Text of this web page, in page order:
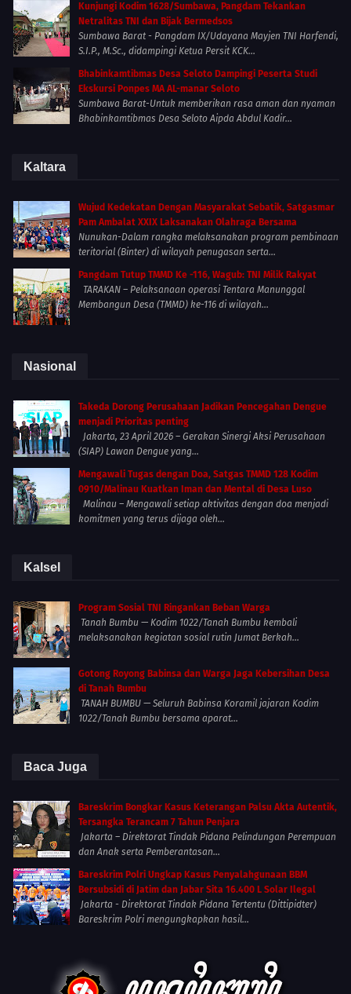
Kunjungi Kodim 1628/Sumbawa, Pangdam Tekankan
Netralitas TNI dan Bijak Bermedsos
Sumbawa Barat - Pangdam IX/Udayana Mayjen TNI Harfendi,
S.I.P., M.Sc., didampingi Ketua Persit KCK...
Bhabinkamtibmas Desa Seloto Dampingi Peserta Studi
Ekskursi Ponpes MA AL-manar Seloto
Sumbawa Barat-Untuk memberikan rasa aman dan nyaman
Bhabinkamtibmas Desa Seloto Aipda Abdul Kadir...
Kaltara
Wujud Kedekatan Dengan Masyarakat Sebatik, Satgasmar
Pam Ambalat XXIX Laksanakan Olahraga Bersama
Nunukan-Dalam rangka melaksanakan program pembinaan
teritorial (Binter) di wilayah penugasan serta...
Pangdam Tutup TMMD Ke -116, Wagub: TNI Milik Rakyat
TARAKAN – Pelaksanaan operasi Tentara Manunggal
Membangun Desa (TMMD) ke-116 di wilayah...
Nasional
Takeda Dorong Perusahaan Jadikan Pencegahan Dengue
menjadi Prioritas penting
Jakarta, 23 April 2026 – Gerakan Sinergi Aksi Perusahaan
(SIAP) Lawan Dengue yang...
Mengawali Tugas dengan Doa, Satgas TMMD 128 Kodim
0910/Malinau Kuatkan Iman dan Mental di Desa Luso
Malinau – Mengawali setiap aktivitas dengan doa menjadi
komitmen yang terus dijaga oleh...
Kalsel
Program Sosial TNI Ringankan Beban Warga
Tanah Bumbu — Kodim 1022/Tanah Bumbu kembali
melaksanakan kegiatan sosial rutin Jumat Berkah...
Gotong Royong Babinsa dan Warga Jaga Kebersihan Desa
di Tanah Bumbu
TANAH BUMBU — Seluruh Babinsa Koramil jajaran Kodim
1022/Tanah Bumbu bersama aparat...
Baca Juga
Bareskrim Bongkar Kasus Keterangan Palsu Akta Autentik,
Tersangka Terancam 7 Tahun Penjara
Jakarta – Direktorat Tindak Pidana Pelindungan Perempuan
dan Anak serta Pemberantasan...
Bareskrim Polri Ungkap Kasus Penyalahgunaan BBM
Bersubsidi di Jatim dan Jabar Sita 16.400 L Solar Ilegal
Jakarta - Direktorat Tindak Pidana Tertentu (Dittipidter)
Bareskrim Polri mengungkapkan hasil...